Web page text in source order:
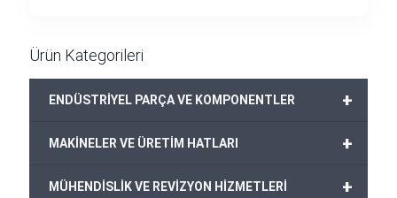
Ürün Kategorileri
+
ENDÜSTRİYEL PARÇA VE KOMPONENTLER
+
MAKİNELER VE ÜRETİM HATLARI
+
MÜHENDİSLİK VE REVİZYON HİZMETLERİ